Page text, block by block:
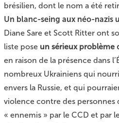
brésilien, dont le nom a été
Un blanc-seing aux néo-nazis
Diane Sare et Scott Ritter ont
liste pose un sérieux problème
en raison de la présence dans
nombreux Ukrainiens qui
envers la Russie, et qui
violence contre des personnes
« ennemis » par le CCD et par